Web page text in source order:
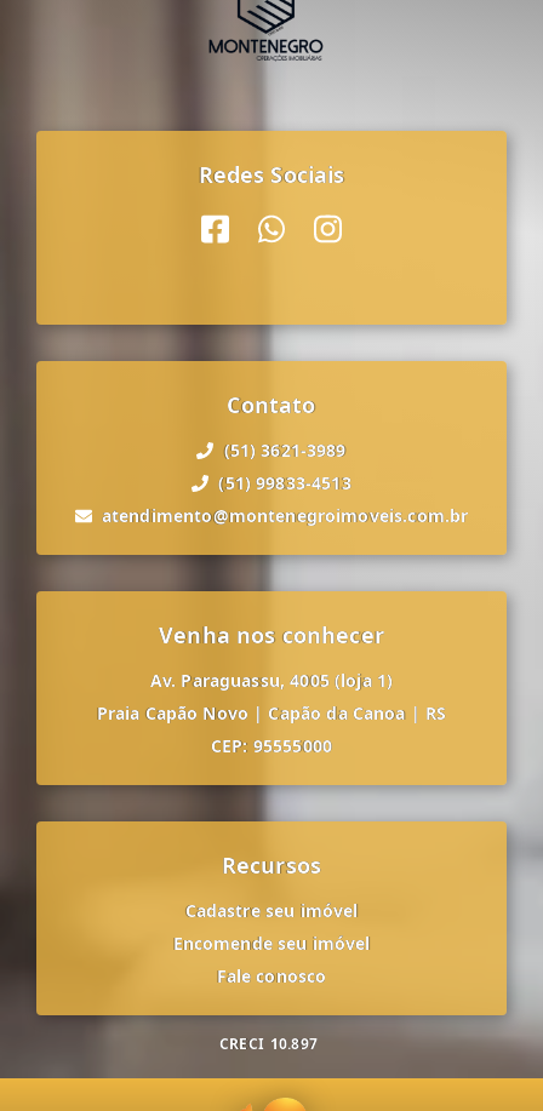
Redes Sociais
Contato
(51) 3621-3989
(51) 99833-4513
atendimento@montenegroimoveis.com.br
Venha nos conhecer
Av. Paraguassu, 4005 (loja 1)
Praia Capão Novo | Capão da Canoa | RS
CEP: 95555000
Recursos
Cadastre seu imóvel
Encomende seu imóvel
Fale conosco
CRECI 10.897